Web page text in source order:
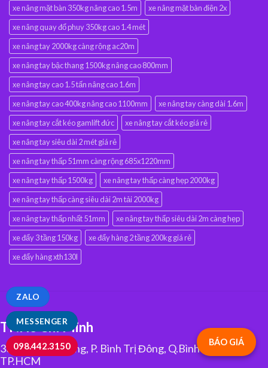
xe nâng mặt bàn 350kg nâng cao 1.5m
xe nâng mặt bàn điện 2x
xe nâng quay đổ phuy 350kg cao 1.4 mét
xe nâng tay 2000kg càng rộng ac20m
xe nâng tay bậc thang 1500kg nâng cao 800mm
xe nâng tay cao 1.5 tấn nâng cao 1.6m
xe nâng tay cao 400kg nâng cao 1100mm
xe nâng tay càng dài 1.6m
xe nâng tay cắt kéo gamlift đức
xe nâng tay cắt kéo giá rẻ
xe nâng tay siêu dài 2 mét giá rẻ
xe nâng tay thấp 51mm càng rộng 685x1220mm
xe nâng tay thấp 1500kg
xe nâng tay thấp càng hẹp 2000kg
xe nâng tay thấp càng siêu dài 2m tải 2000kg
xe nâng tay thấp nhất 51mm
xe nâng tay thấp siêu dài 2m càng hẹp
xe đẩy 3 tầng 150kg
xe đẩy hàng 2 tầng 200kg giá rẻ
xe đẩy hàng xth130l
TP.Hồ Chí Minh
334 Tân Hòa Đông, P. Bình Trị Đông, Q.Bình Tân,
TP.HCM
BÁO GIÁ
MESSENGER
ZALO
098.442.3150